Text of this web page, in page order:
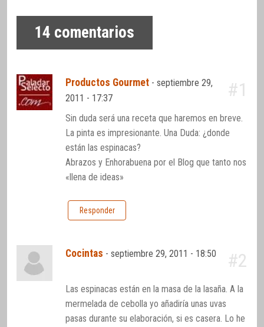
14 comentarios
Productos Gourmet -septiembre 29,
2011 - 17:37
#1
Sin duda será una receta que haremos en breve.
La pinta es impresionante. Una Duda: ¿donde
están las espinacas?
Abrazos y Enhorabuena por el Blog que tanto nos
«llena de ideas»
Responder
Cocintas -septiembre 29, 2011 - 18:50 #2
Las espinacas están en la masa de la lasaña. A la
mermelada de cebolla yo añadiría unas uvas
pasas durante su elaboración, si es casera. Lo he